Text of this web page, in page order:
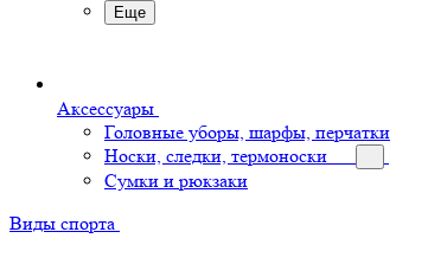
Еще
Аксессуары
Головные уборы, шарфы, перчатки
Носки, следки, термоноски
Сумки и рюкзаки
Виды спорта